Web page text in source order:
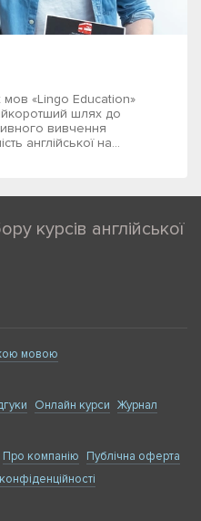
«Lingo Education»
шлях до
вивчення
англійської на...
курсів англійської
мовою
Онлайн курси Журнал
Про компанію
Публічна оферта